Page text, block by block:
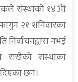
संस्थाकाे १४अैां
२१ शनिवारका
निर्वाचनद्वारा नभई
राखेकाे संस्थाका
छन।